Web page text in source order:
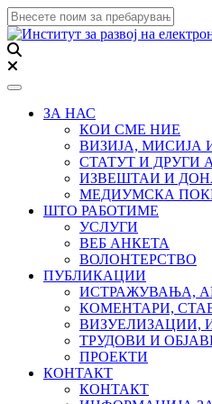
Toggle navigation
ЗА НАС
КОИ СМЕ НИЕ
ВИЗИЈА, МИСИЈА
СТАТУТ И ДРУГИ
ИЗВЕШТАИ И
МЕДИУМСКА
ШТО РАБОТИМЕ
УСЛУГИ
ВЕБ АНКЕТА
ВОЛОНТЕРСТВО
ПУБЛИКАЦИИ
ИСТРАЖУВАЊА,
КОМЕНТАРИ,
ВИЗУЕЛИЗАЦИИ,
ТРУДОВИ И
ПРОЕКТИ
КОНТАКТ
КОНТАКТ